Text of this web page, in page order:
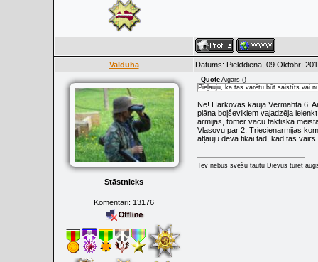
Valduha Datums: Piektdiena,
Stāstnieks
Komentāri: 13176
Quote Aigars ()
Pieļauju, ka tas varētu būt saistīts vai
Nē! Harkovas kaujā Vērmahta 6.
plāna boļševikiem vajadzēja
armijas, tomēr vācu taktiskā
Vlasovu par 2. Triecienarmijas
atļauju deva tikai tad, kad tas vairs
Tev nebūs svešu tautu Dievus turēt